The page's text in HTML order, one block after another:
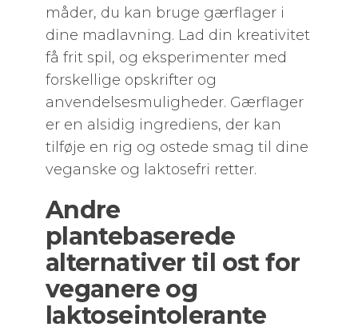
måder, du kan bruge gærflager i
dine madlavning. Lad din kreativitet
få frit spil, og eksperimenter med
forskellige opskrifter og
anvendelsesmuligheder. Gærflager
er en alsidig ingrediens, der kan
tilføje en rig og ostede smag til dine
veganske og laktosefri retter.
Andre
plantebaserede
alternativer til ost for
veganere og
laktoseintolerante